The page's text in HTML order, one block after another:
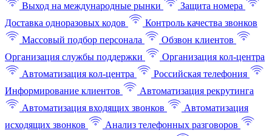
Выход на международные рынки
Защита номера
Доставка одноразовых кодов
Контроль качества звонков
Массовый подбор персонала
Обзвон клиентов
Организация службы поддержки
Организация кол-центра
Автоматизация кол-центра
Российская телефония
Информирование клиентов
Автоматизация рекрутинга
Автоматизация входящих звонков
Автоматизация
исходящих звонков
Анализ телефонных разговоров